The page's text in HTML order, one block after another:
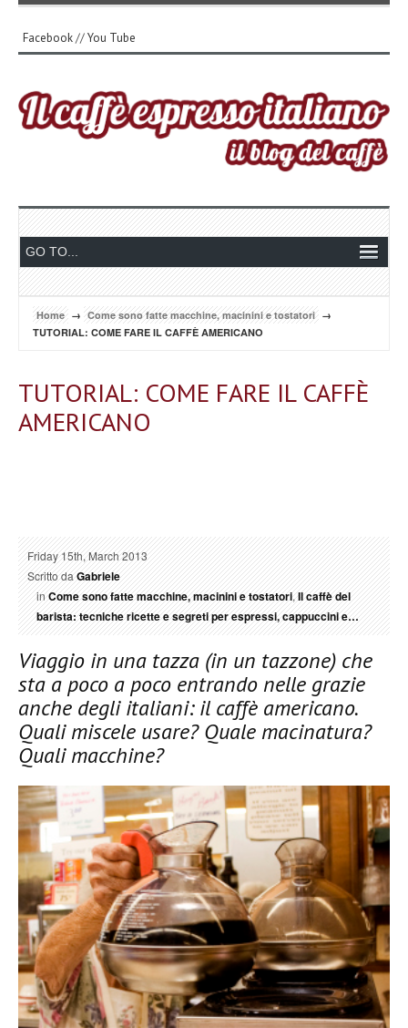
Facebook//You Tube
Home → Come sono fatte macchine, macinini e tostatori →
TUTORIAL: COME FARE IL CAFFÈ AMERICANO
TUTORIAL: COME FARE IL CAFFÈ
AMERICANO
Friday 15th, March 2013
Scritto daGabriele
inCome sono fatte macchine, macinini e tostatori,Il caffè del
barista: tecniche ricette e segreti per espressi, cappuccini e…
Viaggio in una tazza (in un tazzone) che
sta a poco a poco entrando nelle grazie
anche degli italiani: il caffè americano.
Quali miscele usare? Quale macinatura?
Quali macchine?